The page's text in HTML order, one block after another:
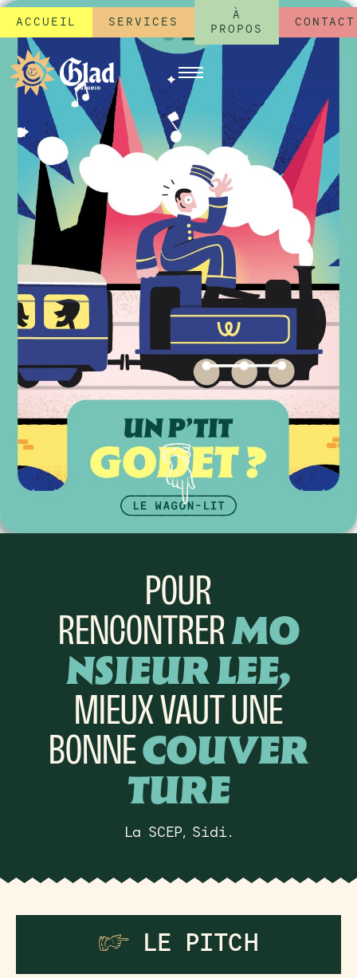
ACCUEIL SERVICES
À
PROPOS
CONTACT
POUR
RENCONTRERMO
NSIEUR LEE,
MIEUX VAUT UNE
BONNECOUVER
TURE
La SCEP, Sidi.
F LE PITCH